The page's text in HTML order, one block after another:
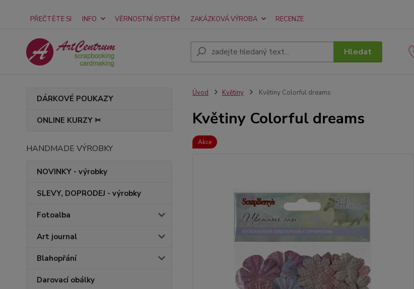
PŘEČTĚTE SI INFO VĚRNOSTNÍ SYSTÉM ZAKÁZKOVÁ VÝROBA RECENZE
Hledat
DÁRKOVÉ POUKAZY
ONLINE KURZY ✂
HANDMADE VÝROBKY
NOVINKY - výrobky
SLEVY, DOPRODEJ - výrobky
Fotoalba
Art journal
Blahopřání
Darovací obálky
Úvod Květiny Květiny Colorful dreams
Květiny Colorful dreams
Akce